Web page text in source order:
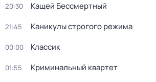
20:30 Кащей Бессмертный
21:45 Каникулы строгого режима
00:00 Классик
01:55 Криминальный квартет